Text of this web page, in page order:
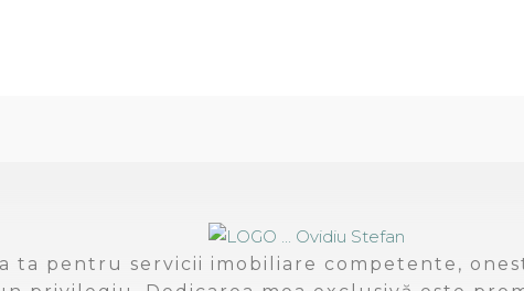
ta pentru servicii imobiliare competente,